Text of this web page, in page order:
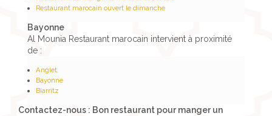
Restaurant marocain ouvert le dimanche
Bayonne
Al Mounia Restaurant marocain intervient à proximité
de :
Anglet
Bayonne
Biarritz
Contactez-nous : Bon restaurant pour manger un